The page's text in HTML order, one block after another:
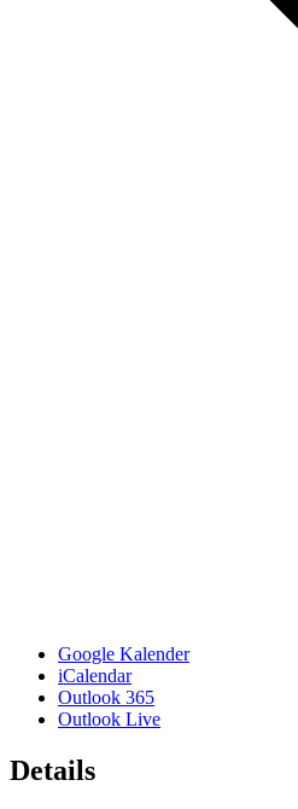
Google Kalender
iCalendar
Outlook 365
Outlook Live
Details